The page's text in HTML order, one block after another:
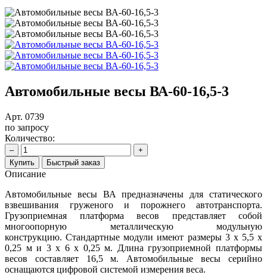
Автомобильные весы ВА-60-16,5-3
Арт. 0739
по запросу
Количество:
–
+
Купить
Быстрый заказ
Описание
Автомобильные весы ВА предназначены для статического
взвешивания груженого и порожнего автотранспорта.
Грузоприемная платформа весов представляет собой
многоопорную металлическую модульную
конструкцию. Стандартные модули имеют размеры 3 х 5,5 х
0,25 м и 3 х 6 х 0,25 м. Длина грузоприемной платформы
весов составляет 16,5 м. Автомобильные весы серийно
оснащаются цифровой системой измерения веса.